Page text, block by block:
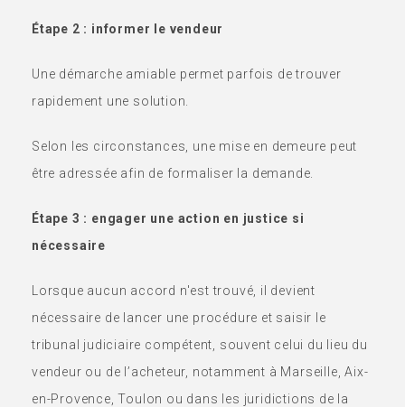
Étape 2 : informer le vendeur
Une démarche amiable permet parfois de trouver
rapidement une solution.
Selon les circonstances, une mise en demeure peut
être adressée afin de formaliser la demande.
Étape 3 : engager une action en justice si
nécessaire
Lorsque aucun accord n'est trouvé, il devient
nécessaire de lancer une procédure et saisir le
tribunal judiciaire compétent, souvent celui du lieu du
vendeur ou de l’acheteur, notamment à Marseille, Aix-
en-Provence, Toulon ou dans les juridictions de la